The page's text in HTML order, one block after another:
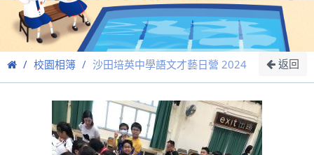
校園相簿 沙田培英中學語文才藝日營 2024 返回